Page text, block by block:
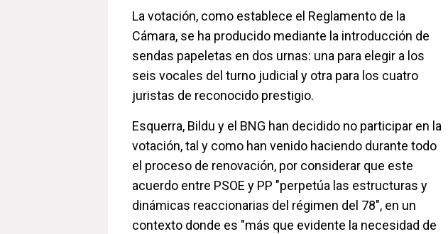
La votación, como establece el Reglamento de la
Cámara, se ha producido mediante la introducción de
sendas papeletas en dos urnas: una para elegir a los
seis vocales del turno judicial y otra para los cuatro
juristas de reconocido prestigio.
Esquerra, Bildu y el BNG han decidido no participar en la
votación, tal y como han venido haciendo durante todo
el proceso de renovación, por considerar que este
acuerdo entre PSOE y PP "perpetúa las estructuras y
dinámicas reaccionarias del régimen del 78", en un
contexto donde es "más que evidente la necesidad de